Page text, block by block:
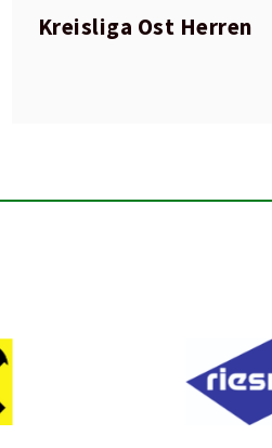
Kreisliga Ost Herren